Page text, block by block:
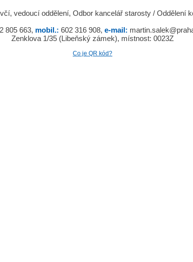
vedoucí oddělení, Odbor kancelář starosty / Oddělení
805 663, mobil.: 602 316 908, e-mail:
Zenklova 1/35 (Libeňský zámek), místnost: 0023Z
Co je QR kód?